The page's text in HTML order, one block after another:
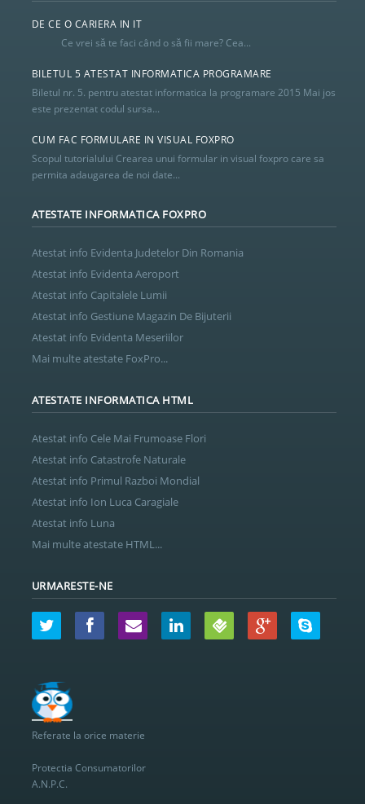
DE CE O CARIERA IN IT
Ce vrei să te faci când o să fii mare? Cea...
BILETUL 5 ATESTAT INFORMATICA PROGRAMARE
Biletul nr. 5. pentru atestat informatica la programare 2015 Mai jos
este prezentat codul sursa...
CUM FAC FORMULARE IN VISUAL FOXPRO
Scopul tutorialului Crearea unui formular in visual foxpro care sa
permita adaugarea de noi date...
ATESTATE INFORMATICA FOXPRO
Atestat info Evidenta Judetelor Din Romania
Atestat info Evidenta Aeroport
Atestat info Capitalele Lumii
Atestat info Gestiune Magazin De Bijuterii
Atestat info Evidenta Meseriilor
Mai multe atestate FoxPro...
ATESTATE INFORMATICA HTML
Atestat info Cele Mai Frumoase Flori
Atestat info Catastrofe Naturale
Atestat info Primul Razboi Mondial
Atestat info Ion Luca Caragiale
Atestat info Luna
Mai multe atestate HTML...
URMARESTE-NE
Referate la orice materie
Protectia Consumatorilor
A.N.P.C.